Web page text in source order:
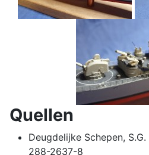
Quellen
Deugdelijke Schepen,
288-2637-8